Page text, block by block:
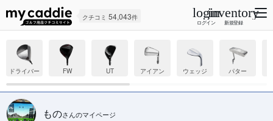
クチコミ 54,043件 login
ログイン
inventory
新規登録
ドライバー FW UT アイアン ウェッジ パター
ものさんのマイページ